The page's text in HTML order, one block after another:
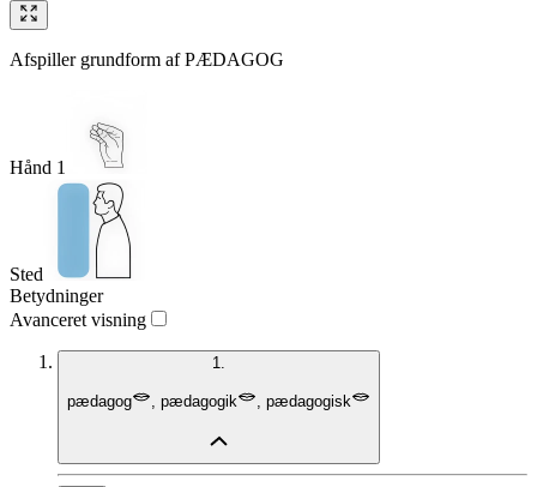
Afspiller grundform afPÆDAGOG
Hånd 1
Sted
Betydninger
Avanceret visning
1.
pædagog , pædagogik , pædagogisk